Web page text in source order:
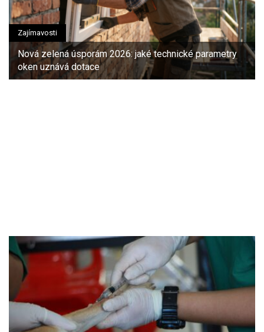
Zajímavosti
Nová zelená úsporám 2026: jaké technické parametry
oken uznává dotace